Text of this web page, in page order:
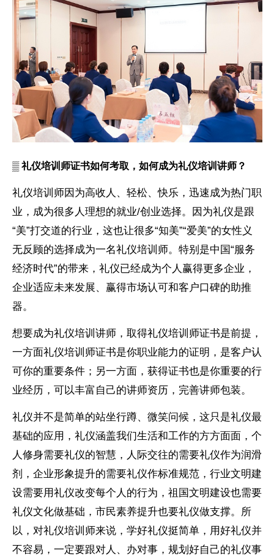
▒ 礼仪培训师证书如何考取，如何成为礼仪培训讲师？
礼仪培训师因为高收人、轻松、快乐，迅速成为热门职
业，成为很多人理想的就业/创业选择。因为礼仪是跟
“美”打交道的行业，这也让很多“知美”“爱美”的女性义
无反顾的选择成为一名礼仪培训师。特别是中国“服务
经济时代”的带来，礼仪已经成为个人赢得更多企业，
企业适应未来发展、赢得市场认可和客户口碑的助推
器。
想要成为礼仪培训讲师，取得礼仪培训师证书是前提，
一方面礼仪培训师证书是你职业能力的证明，是客户认
可你的重要条件；另一方面，获得证书也是你重要的行
业经历，可以丰富自己的讲师资历，完善讲师包装。
礼仪并不是简单的站坐行蹲、微笑问候，这只是礼仪最
基础的应用，礼仪涵盖我们生活和工作的方方面面，个
人修身需要礼仪的智慧，人际交往的需要礼仪作为润滑
剂，企业形象提升的需要礼仪作标准规范，行业文明建
设需要用礼仪改变每个人的行为，祖国文明建设也需要
礼仪文化做基础，市民素养提升也要礼仪做支撑。所
以，对礼仪培训师来说，学好礼仪挺简单，用好礼仪并
不容易，一定要跟对人、办对事，规划好自己的礼仪事